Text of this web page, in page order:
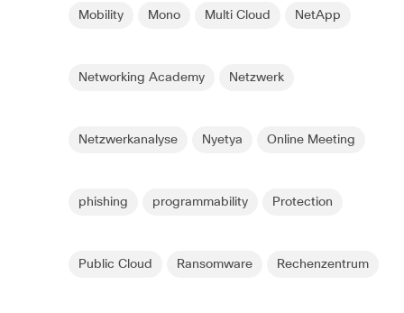
Mobility Mono Multi Cloud NetApp
Networking Academy Netzwerk
Netzwerkanalyse Nyetya Online Meeting
phishing programmability Protection
Public Cloud Ransomware Rechenzentrum